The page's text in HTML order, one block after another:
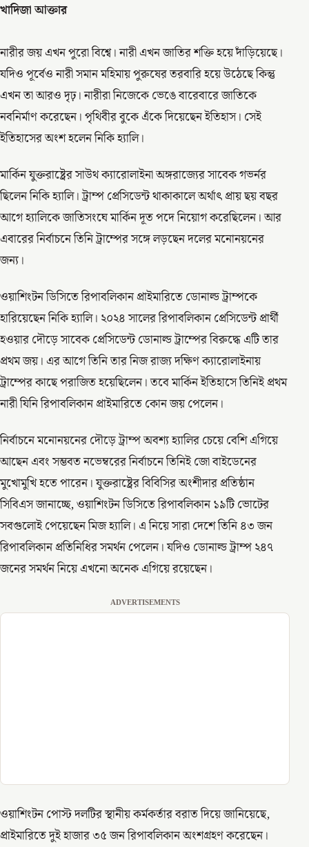
খাদিজা আক্তার
নারীর জয় এখন পুরো বিশ্বে। নারী এখন জাতির শক্তি হয়ে দাঁড়িয়েছে।
যদিও পূর্বেও নারী সমান মহিমায় পুরুষের তরবারি হয়ে উঠেছে কিন্তু
এখন তা আরও দৃঢ়। নারীরা নিজেকে ভেঙে বারেবারে জাতিকে
নবনির্মাণ করেছেন। পৃথিবীর বুকে এঁকে দিয়েছেন ইতিহাস। সেই
ইতিহাসের অংশ হলেন নিকি হ্যালি।
মার্কিন যুক্তরাষ্ট্রের সাউথ ক্যারোলাইনা অঙ্গরাজ্যের সাবেক গভর্নর
ছিলেন নিকি হ্যালি। ট্রাম্প প্রেসিডেন্ট থাকাকালে অর্থাৎ প্রায় ছয় বছর
আগে হ্যালিকে জাতিসংঘে মার্কিন দূত পদে নিয়োগ করেছিলেন। আর
এবারের নির্বাচনে তিনি ট্রাম্পের সঙ্গে লড়ছেন দলের মনোনয়নের
জন্য।
ওয়াশিংটন ডিসিতে রিপাবলিকান প্রাইমারিতে ডোনাল্ড ট্রাম্পকে
হারিয়েছেন নিকি হ্যালি। ২০২৪ সালের রিপাবলিকান প্রেসিডেন্ট প্রার্থী
হওয়ার দৌড়ে সাবেক প্রেসিডেন্ট ডোনাল্ড ট্রাম্পের বিরুদ্ধে এটি তার
প্রথম জয়। এর আগে তিনি তার নিজ রাজ্য দক্ষিণ ক্যারোলাইনায়
ট্রাম্পের কাছে পরাজিত হয়েছিলেন। তবে মার্কিন ইতিহাসে তিনিই প্রথম
নারী যিনি রিপাবলিকান প্রাইমারিতে কোন জয় পেলেন।
নির্বাচনে মনোনয়নের দৌড়ে ট্রাম্প অবশ্য হ্যালির চেয়ে বেশি এগিয়ে
আছেন এবং সম্ভবত নভেম্বরের নির্বাচনে তিনিই জো বাইডেনের
মুখোমুখি হতে পারেন। যুক্তরাষ্ট্রের বিবিসির অংশীদার প্রতিষ্ঠান
সিবিএস জানাচ্ছে, ওয়াশিংটন ডিসিতে রিপাবলিকান ১৯টি ভোটের
সবগুলোই পেয়েছেন মিজ হ্যালি। এ নিয়ে সারা দেশে তিনি ৪৩ জন
রিপাবলিকান প্রতিনিধির সমর্থন পেলেন। যদিও ডোনাল্ড ট্রাম্প ২৪৭
জনের সমর্থন নিয়ে এখনো অনেক এগিয়ে রয়েছেন।
ADVERTISEMENTS
ওয়াশিংটন পোস্ট দলটির স্থানীয় কর্মকর্তার বরাত দিয়ে জানিয়েছে,
প্রাইমারিতে দুই হাজার ৩৫ জন রিপাবলিকান অংশগ্রহণ করেছেন।